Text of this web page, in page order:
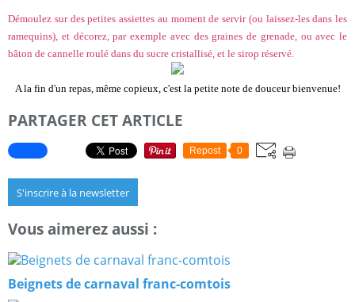
Démoulez sur des petites assiettes au moment de servir (ou laissez-les dans les
ramequins), et décorez, par exemple avec des graines de grenade, ou avec le
bâton de cannelle roulé dans du sucre cristallisé, et le sirop réservé.
A la fin d'un repas, même copieux, c'est la petite note de douceur bienvenue!
PARTAGER CET ARTICLE
Repost 0
S'inscrire à la newsletter
Vous aimerez aussi :
Beignets de carnaval franc-comtois